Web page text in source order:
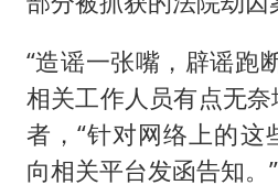
“造谣一张嘴，辟谣跑
相关工作人员有点无
者，“针对网络上的这
向相关平台发函告知。”